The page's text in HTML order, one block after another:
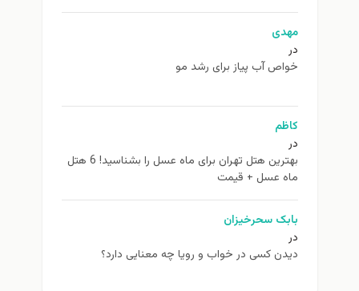
مهدی
در
خواص آب پیاز برای رشد مو
کاظم
در
بهترین هتل تهران برای ماه عسل را بشناسید! 6 هتل
ماه عسل + قیمت
بابک سحرخیزان
در
دیدن کسی در خواب و رویا چه معنایی دارد؟